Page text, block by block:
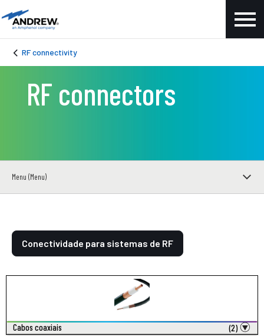
RF connectivity
RF connectors
Menu (Menu)
Conectividade para sistemas de RF
Cabos coaxiais (2)